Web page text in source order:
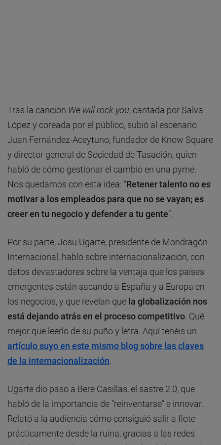
Tras la canción We will rock you, cantada por Salva
López y coreada por el público, subió al escenario
Juan Fernández-Aceytuno, fundador de Know Square
y director general de Sociedad de Tasación, quien
habló de cómo gestionar el cambio en una pyme.
Nos quedamos con esta idea: “Retener talento no es
motivar a los empleados para que no se vayan; es
creer en tu negocio y defender a tu gente”.
Por su parte, Josu Ugarte, presidente de Mondragón
Internacional, habló sobre internacionalización, con
datos devastadores sobre la ventaja que los países
emergentes están sacando a España y a Europa en
los negocios, y que revelan que la globalización nos
está dejando atrás en el proceso competitivo . Qué
mejor que leerlo de su puño y letra. Aquí tenéis un
artículo suyo en este mismo blog sobre las claves
de la internacionalización
Ugarte dio paso a Bere Casillas, el sastre 2.0, que
habló de la importancia de “reinventarse” e innovar.
Relató a la audiencia cómo consiguió salir a flote
prácticamente desde la ruina, gracias a las redes